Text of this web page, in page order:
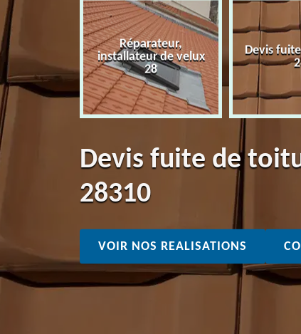
Réparateur,
installateur de velux
28
Devis
Devis fuite de
28310
VOIR NOS REALISATIONS